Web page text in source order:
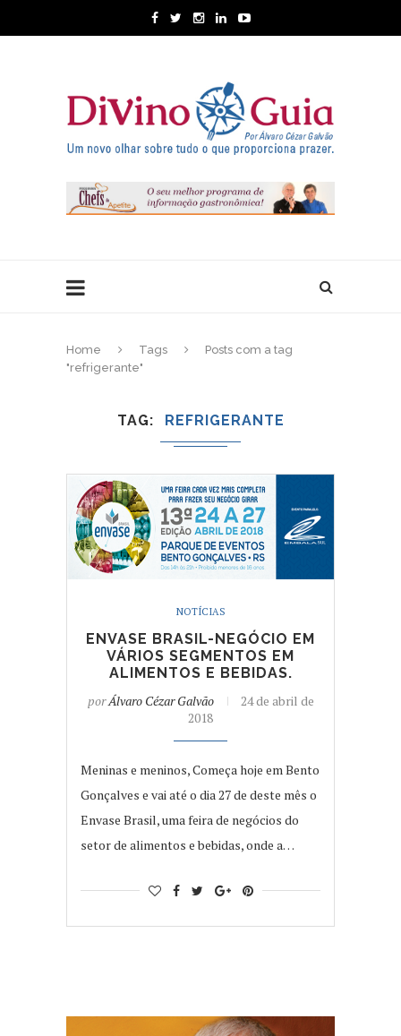
Home Tags
Posts com a tag
"refrigerante"
TAG REFRIGERANTE
NOTÍCIAS
ENVASE BRASIL-NEGÓCIO EM
VÁRIOS SEGMENTOS EM
ALIMENTOS E BEBIDAS.
porÁlvaro Cézar Galvão
24 de abril de
2018
Meninas e meninos, Começa hoje em Bento
Gonçalves e vai até o dia 27 de deste mês o
Envase Brasil, uma feira de negócios do
setor de alimentos e bebidas, onde a…